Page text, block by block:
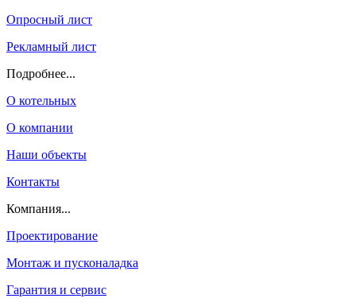
Опросный лист
Рекламный лист
Подробнее...
О котельных
О компании
Наши объекты
Контакты
Компания...
Проектирование
Монтаж и пусконаладка
Гарантия и сервис